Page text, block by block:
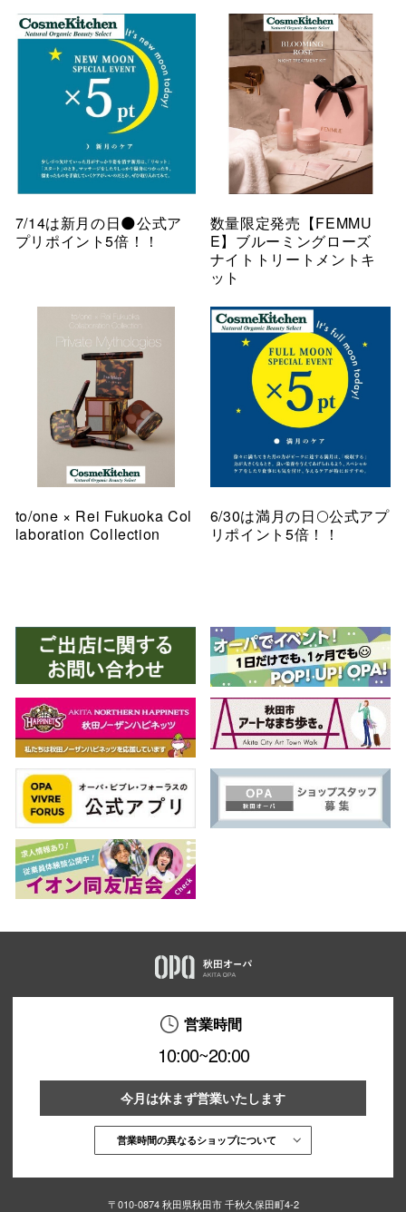
7/14は新月の日🌑公式ア
プリポイント5倍！！
数量限定発売【FEMMU
E】ブルーミングローズ
ナイトトリートメントキ
ット
to/one × Rei Fukuoka Col
laboration Collection
6/30は満月の日🌕公式アプ
リポイント5倍！！
営業時間
10:00~20:00
今月は休まず営業いたします
営業時間の異なるショップについて
〒010-0874 秋田県秋田市 千秋久保田町4-2